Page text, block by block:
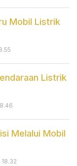
Mobil Listrik
Listrik
Melalui Mobil